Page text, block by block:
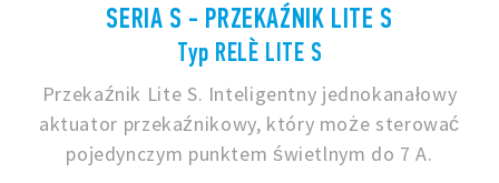
SERIA S - PRZEKAŹNIK LITE S
Typ RELÈ LITE S
Przekaźnik Lite S. Inteligentny jednokanałowy
aktuator przekaźnikowy, który może sterować
pojedynczym punktem świetlnym do 7 A.